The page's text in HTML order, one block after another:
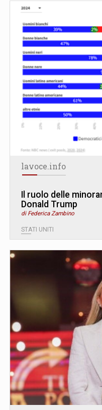
lavoce.info
Il ruolo delle
Donald Trump
di Federica Zambino
STATI UNITI